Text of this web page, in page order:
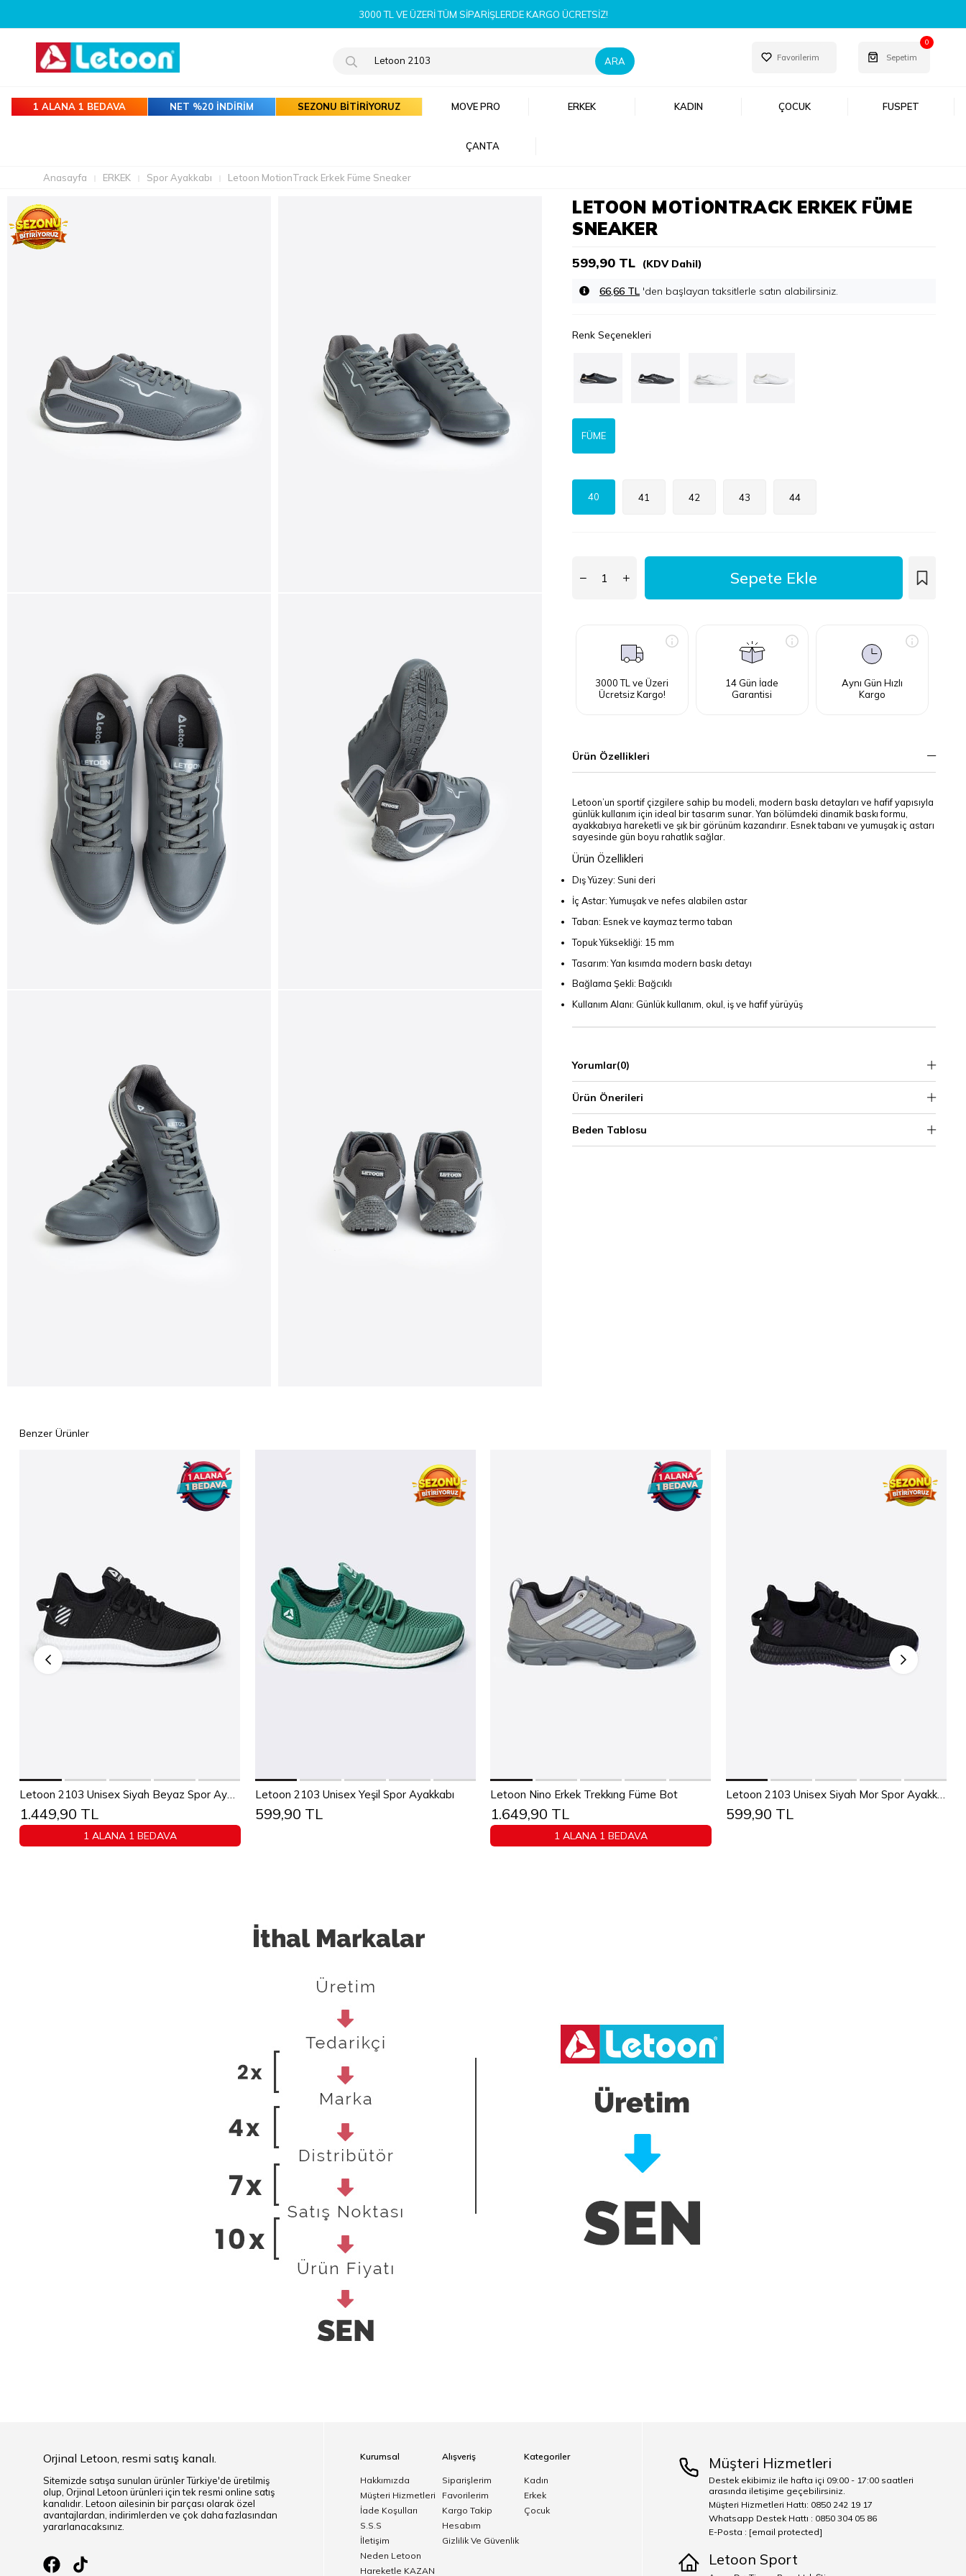
YENI SEZON ÜRÜNLERI ŞIMDI KEŞFET!
Favorilerim Sepetim
0
1 ALANA 1 BEDAVA NET %20 İNDİRİM SEZONU BİTİRİYORUZ MOVE PRO ERKEK KADIN ÇOCUK FUSPET
ÇANTA
Anasayfa ERKEK Spor Ayakkabı Letoon MotionTrack Erkek Füme Sneaker
LETOON MOTIONTRACK ERKEK FÜME
SNEAKER
599,90 TL (KDV Dahil)
66,66 TL 'den başlayan taksitlerle
Renk Seçenekleri
FÜME
40 41 42 43 44
3000 TL ve Üzeri
Ücretsiz Kargo!
14 Gün İade
Garantisi
Aynı Gün Hızlı
Kargo
Ürün Özellikleri
Letoon’un sportif çizgilere sahip bu modeli, modern baskı detayları ve hafif yapısıyla
günlük kullanım için ideal bir tasarım sunar. Yan bölümdeki dinamik baskı formu,
ayakkabıya hareketli ve şık bir görünüm kazandırır. Esnek tabanı ve yumuşak iç astarı
sayesinde gün boyu rahatlık sağlar.
Ürün Özellikleri
Dış Yüzey: Suni deri
İç Astar: Yumuşak ve nefes alabilen astar
Taban: Esnek ve kaymaz termo taban
Topuk Yüksekliği: 15 mm
Tasarım: Yan kısımda modern baskı detayı
Bağlama Şekli: Bağcıklı
Kullanım Alanı: Günlük kullanım, okul, iş ve hafif yürüyüş
Yorumlar(0)
Ürün Önerileri
Beden Tablosu
Benzer Ürünler
Sepete Ekle
37 38 39 40 42
43
1.449,90 TL
1 ALANA 1 BEDAVA
Sepete Ekle
37 38 39 40 42
Letoon 2103 Unisex Yeşil Spor Ayakkabı
599,90 TL
Sepete Ekle
40 41
Letoon Nino Erkek Trekkıng Füme Bot
1.649,90 TL
1 ALANA 1 BEDAVA
Sepete Ekle
37 38 39 40
43
Letoon 2103 Unisex Siyah Mor Spor Ayakkabı
599,90 TL
Orjinal Letoon, resmi satış kanalı.
Sitemizde satışa sunulan ürünler Türkiye'de üretilmiş
olup, Orjinal Letoon ürünleri için tek resmi online satış
kanalıdır. Letoon ailesinin bir parçası olarak özel
avantajlardan, indirimlerden ve çok daha fazlasından
yararlanacaksınız.
Kurumsal
Hakkımızda
Müşteri Hizmetleri
İade Koşulları
S.S.S
İletişim
Neden Letoon
Hareketle KAZAN
Alışveriş
Siparişlerim
Favorilerim
Kargo Takip
Hesabım
Gizlilik Ve Güvenlik
Kategoriler
Kadın
Erkek
Çocuk
Müşteri Hizmetleri
Destek ekibimiz ile hafta içi 09:00 - 17:00 saatleri
arasında iletişime geçebilirsiniz.
Müşteri Hizmetleri Hattı: 0850 242 19 17
Whatsapp Destek Hattı : 0850 304 05 86
E-Posta : [email protected]
Letoon Sport